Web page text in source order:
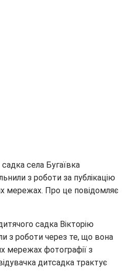
села Бугаївка
з роботи за публікацію
мережах. Про це повідомляє
садка Вікторію
з роботи через те, що вона
мережах фотографії з
дитсадка трактує